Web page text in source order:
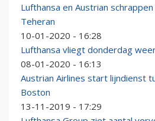
Lufthansa en Austrian
Teheran
10-01-2020 - 16:28
Lufthansa vliegt donderdag
08-01-2020 - 16:13
Austrian Airlines start lijndienst
Boston
13-11-2019 - 17:29